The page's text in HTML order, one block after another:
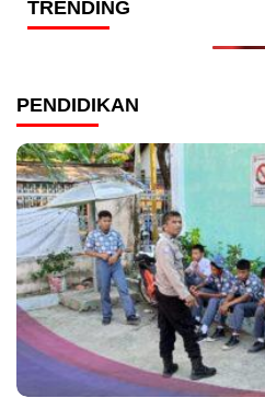
TRENDING
PENDIDIKAN